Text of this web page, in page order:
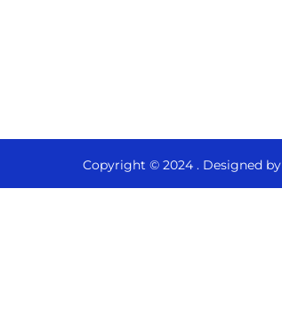
Copyright © 2024 . Designed by